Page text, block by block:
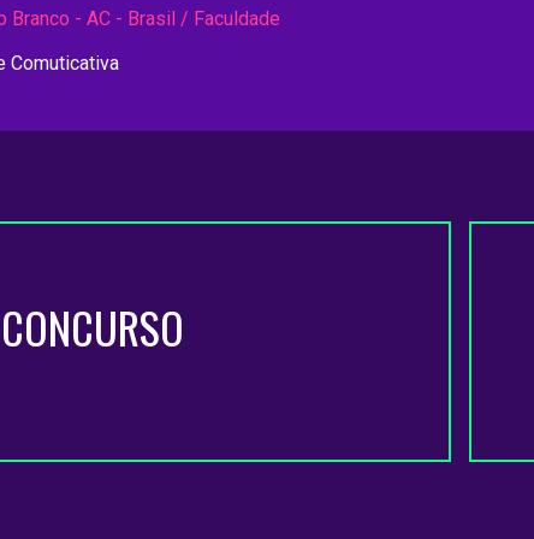
Branco - AC - Brasil / Faculdade
Comuticativa